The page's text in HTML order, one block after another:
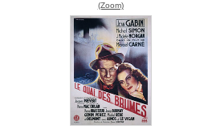
(Zoom)